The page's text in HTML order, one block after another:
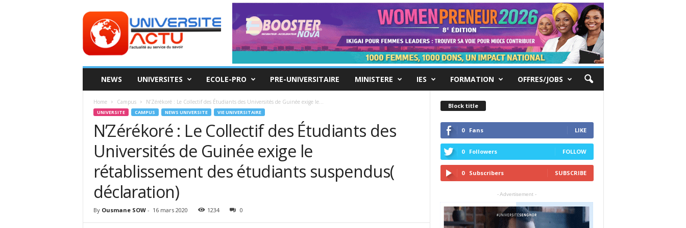
ACTU
NEWS UNIVERSITES ECOLE-PRO PRE-UNIVERSITAIRE MINISTERE IES FORMATION OFFRES/JOBS
Home Campus N’Zérékoré : Le Collectif des Étudiants des Universités de Guinée exige le...
UNIVERSITE CAMPUS NEWS UNIVERSITE VIE UNIVERSITAIRE
N’Zérékoré : Le Collectif des Étudiants des
Universités de Guinée exige le
rétablissement des étudiants suspendus(
déclaration)
By Ousmane SOW- 16 mars 2020 1234 0
Block title
0 Fans LIKE
0 Followers FOLLOW
0 Subscribers SUBSCRIBE
- Advertisement -